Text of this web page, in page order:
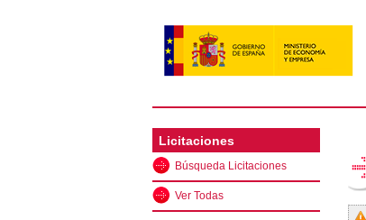
Licitaciones
Búsqueda Licitaciones
Ver Todas